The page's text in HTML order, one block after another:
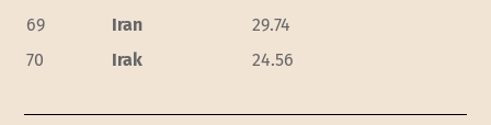
69
Iran
29.74
70
Irak 24.56